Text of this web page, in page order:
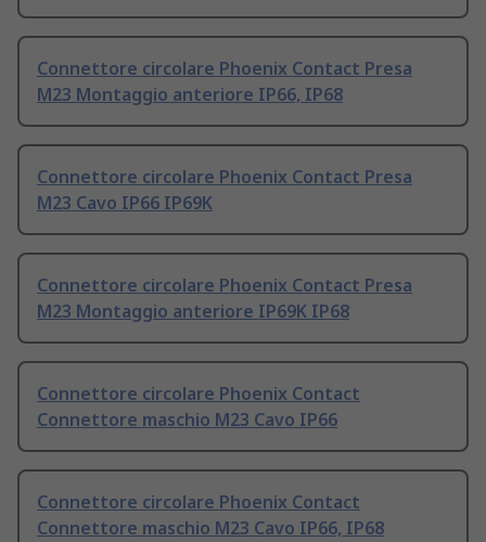
Connettore circolare Phoenix Contact Presa
M23 Montaggio anteriore IP66, IP68
Connettore circolare Phoenix Contact Presa
M23 Cavo IP66 IP69K
Connettore circolare Phoenix Contact Presa
M23 Montaggio anteriore IP69K IP68
Connettore circolare Phoenix Contact
Connettore maschio M23 Cavo IP66
Connettore circolare Phoenix Contact
Connettore maschio M23 Cavo IP66, IP68